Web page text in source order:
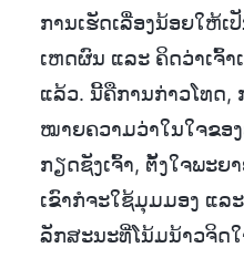
ການເຮັດເລື່ອງນ້ອຍໃຫ້
ເຫດຜົນ ແລະ ຄິດວ່າເຈົ້
ແລ້ວ. ນີ້ຄືການກ່າວໂທດ
ໝາຍຄວາມວ່າໃນໃຈຂອ
ກຽດຊັງເຈົ້າ, ຕັ້ງໃຈພະຍ
ເຂົາກໍຈະໃຊ້ມຸມມອງ ແລະ
ລັກສະນະທີ່ໂນ້ມນ້າວຈິດ